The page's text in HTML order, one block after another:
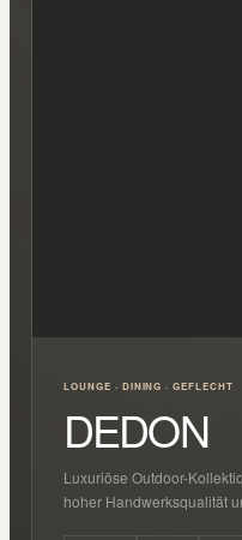
LOUNGE · DINING · GEFLECHT
DEDON
Luxuriöse Outdoor-
hoher Handwerksqualität